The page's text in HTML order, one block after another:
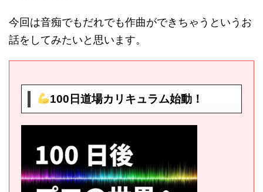
今回は音痴でもだれでも作曲ができちゃうというお
話をしてみたいと思います。
100日道場カリキュラム始動！